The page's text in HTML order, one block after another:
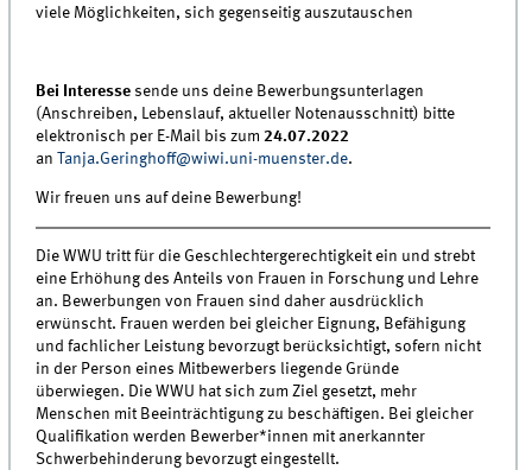
viele Möglichkeiten, sich gegenseitig auszutauschen
Bei Interesse sende uns deine Bewerbungsunterlagen
(Anschreiben, Lebenslauf, aktueller Notenausschnitt) bitte
elektronisch per E-Mail bis zum24.07.2022
an
Tanja.Geringhoff@wiwi.uni-muenster.de.
Wir freuen uns auf deine Bewerbung!
Die WWU tritt für die Geschlechtergerechtigkeit ein und strebt
eine Erhöhung des Anteils von Frauen in Forschung und Lehre
an. Bewerbungen von Frauen sind daher ausdrücklich
erwünscht. Frauen werden bei gleicher Eignung, Befähigung
und fachlicher Leistung bevorzugt berücksichtigt, sofern nicht
in der Person eines Mitbewerbers liegende Gründe
überwiegen. Die WWU hat sich zum Ziel gesetzt, mehr
Menschen mit Beeinträchtigung zu beschäftigen. Bei gleicher
Qualifikation werden Bewerber*innen mit anerkannter
Schwerbehinderung bevorzugt eingestellt.